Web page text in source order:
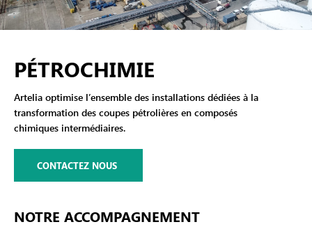
PÉTROCHIMIE
Artelia optimise l’ensemble des installations dédiées à la
transformation des coupes pétrolières en composés
chimiques intermédiaires.
CONTACTEZ NOUS
NOTRE ACCOMPAGNEMENT